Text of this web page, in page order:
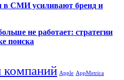
в СМИ усиливают бренд и
не работает: стратегии
поиска
компаний Apple AppMetrica